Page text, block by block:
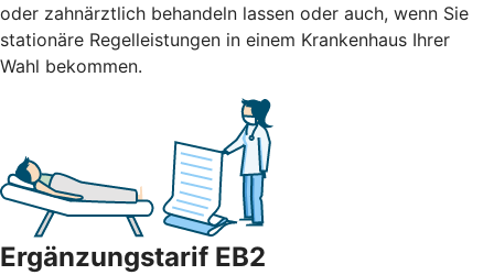
oder zahnärztlich behandeln lassen oder auch, wenn Sie
stationäre Regelleistungen in einem Krankenhaus Ihrer
Wahl bekommen.
Ergänzungstarif EB2